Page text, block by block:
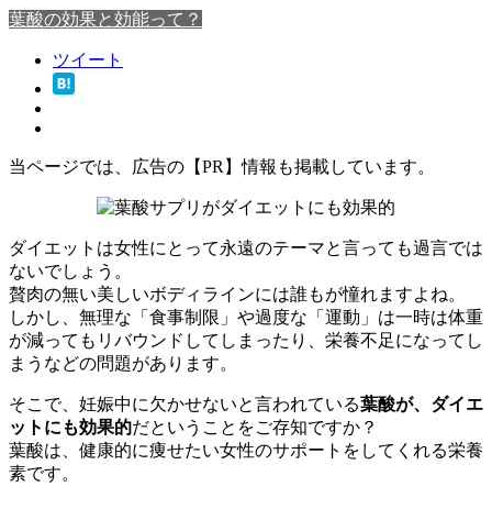
葉酸の効果と効能って？
ツイート
当ページでは、広告の【PR】情報も掲載しています。
ダイエットは女性にとって永遠のテーマと言っても過言では
ないでしょう。
贅肉の無い美しいボディラインには誰もが憧れますよね。
しかし、無理な「食事制限」や過度な「運動」は一時は体重
が減ってもリバウンドしてしまったり、栄養不足になってし
まうなどの問題があります。
そこで、妊娠中に欠かせないと言われている葉酸が、ダイエ
ットにも効果的だということをご存知ですか？
葉酸は、 健康的に痩せたい女性のサポートをしてくれる栄養
素です。